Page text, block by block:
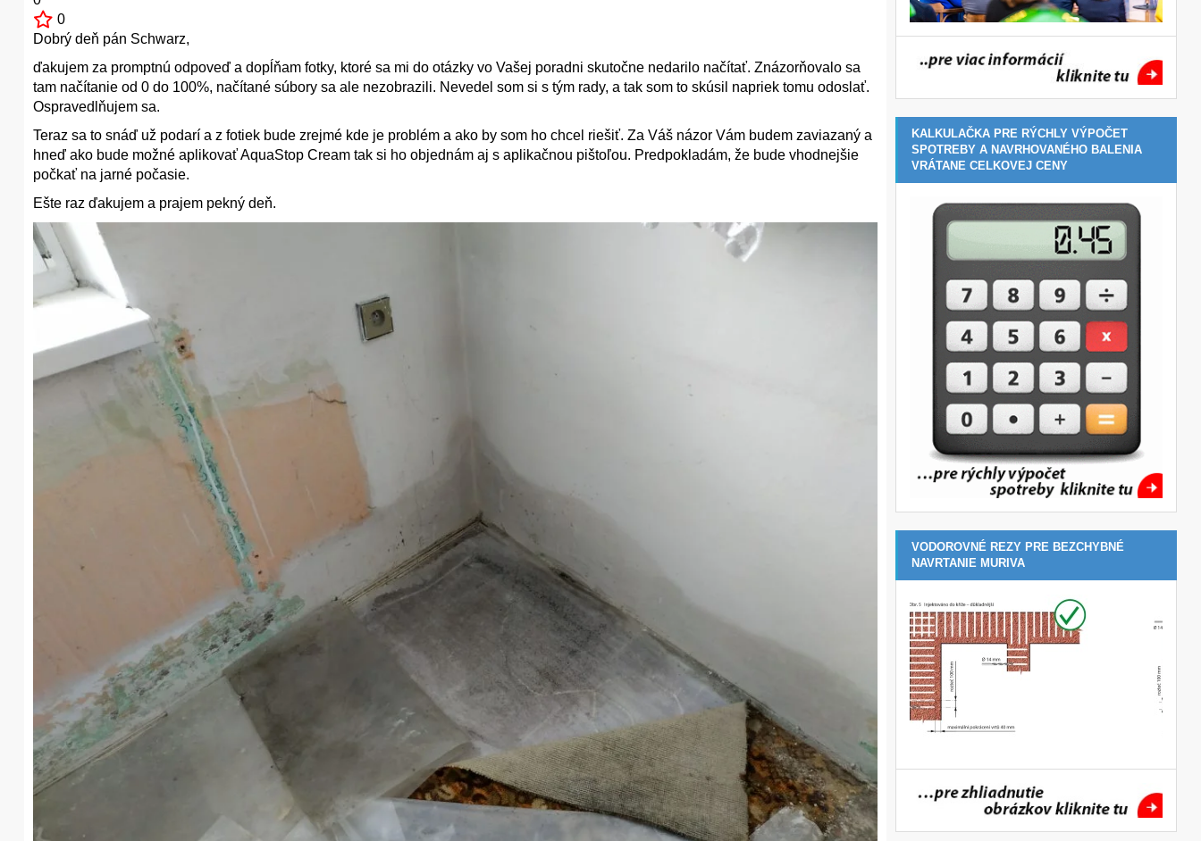
0
Dobrý deň pán Schwarz,
ďakujem za promptnú odpoveď a dopĺňam fotky, ktoré sa mi do otázky vo Vašej poradni skutočne nedarilo načítať. Znázorňovalo sa
tam načítanie od 0 do 100%, načítané súbory sa ale nezobrazili. Nevedel som si s tým rady, a tak som to skúsil napriek tomu odoslať.
Ospravedlňujem sa.
Teraz sa to snáď už podarí a z fotiek bude zrejmé kde je problém a ako by som ho chcel riešiť. Za Váš názor Vám budem zaviazaný a
hneď ako bude možné aplikovať AquaStop Cream tak si ho objednám aj s aplikačnou pištoľou. Predpokladám, že bude vhodnejšie
počkať na jarné počasie.
Ešte raz ďakujem a prajem pekný deň.
KALKULAČKA PRE RÝCHLY VÝPOČET
SPOTREBY A NAVRHOVANÉHO BALENIA
VRÁTANE CELKOVEJ CENY
VODOROVNÉ REZY PRE BEZCHYBNÉ
NAVRTANIE MURIVA